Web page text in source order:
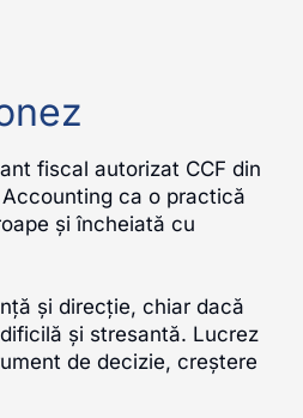
fiscal autorizat CCF din
ca o practică
și încheiată cu
și direcție, chiar dacă
și stresantă. Lucrez
de decizie, creștere